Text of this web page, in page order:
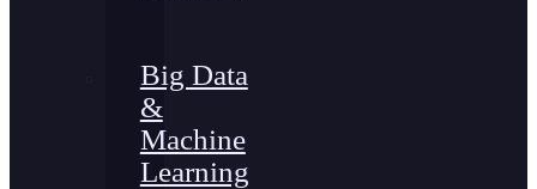
Big Data
&
Machine
Learning